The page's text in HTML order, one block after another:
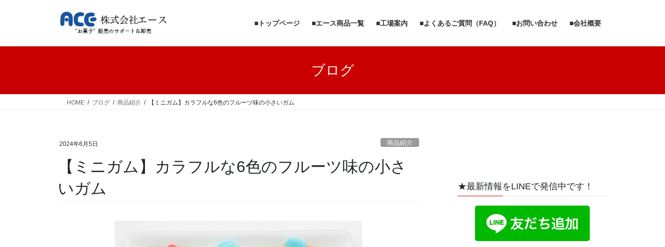
■トップページ ■エース商品一覧 ■工場案内 ■よくあるご質問（FAQ） ■お問い合わせ ■会社概要
ブログ
HOME ブログ 商品紹介 【ミニガム】カラフルな6色のフルーツ味の小さいガム
2024年6月5日 商品紹介
【ミニガム】カラフルな6色のフルーツ味の小さ
いガム
★最新情報をLINEで発信中です！